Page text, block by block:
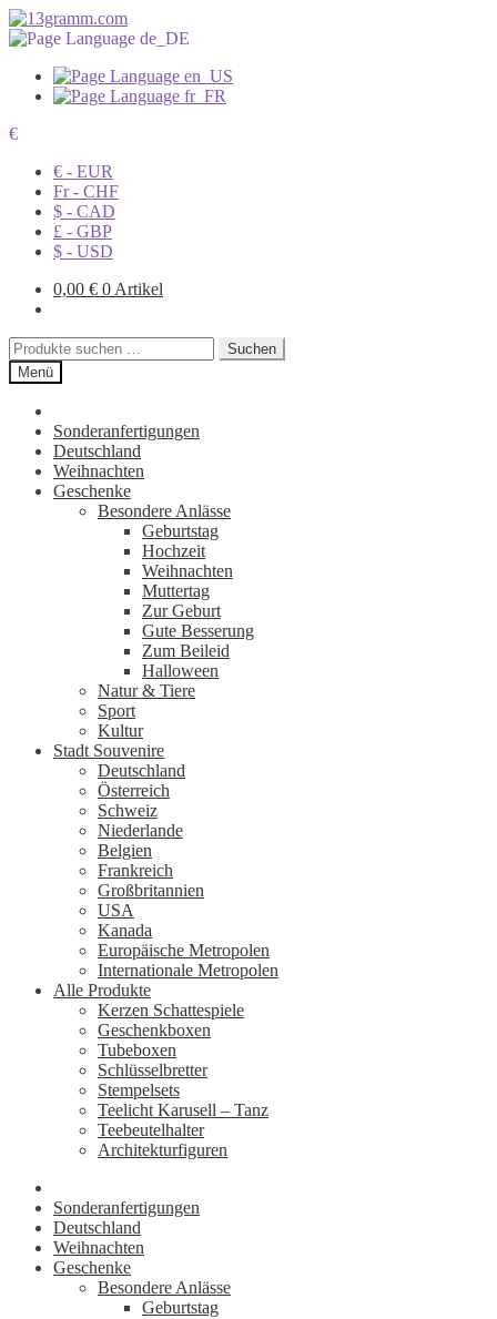
€
€ - EUR
Fr - CHF
$ - CAD
£ - GBP
$ - USD
0,00 € 0 Artikel
Suchen
nach:
Suchen
Menü
Sonderanfertigungen
Deutschland
Weihnachten
Geschenke
Besondere Anlässe
Geburtstag
Hochzeit
Weihnachten
Muttertag
Zur Geburt
Gute Besserung
Zum Beileid
Halloween
Natur & Tiere
Sport
Kultur
Stadt Souvenire
Deutschland
Österreich
Schweiz
Niederlande
Belgien
Frankreich
Großbritannien
USA
Kanada
Europäische Metropolen
Internationale Metropolen
Alle Produkte
Kerzen Schattespiele
Geschenkboxen
Tubeboxen
Schlüsselbretter
Stempelsets
Teelicht Karusell – Tanz
Teebeutelhalter
Architekturfiguren
Sonderanfertigungen
Deutschland
Weihnachten
Geschenke
Besondere Anlässe
Geburtstag